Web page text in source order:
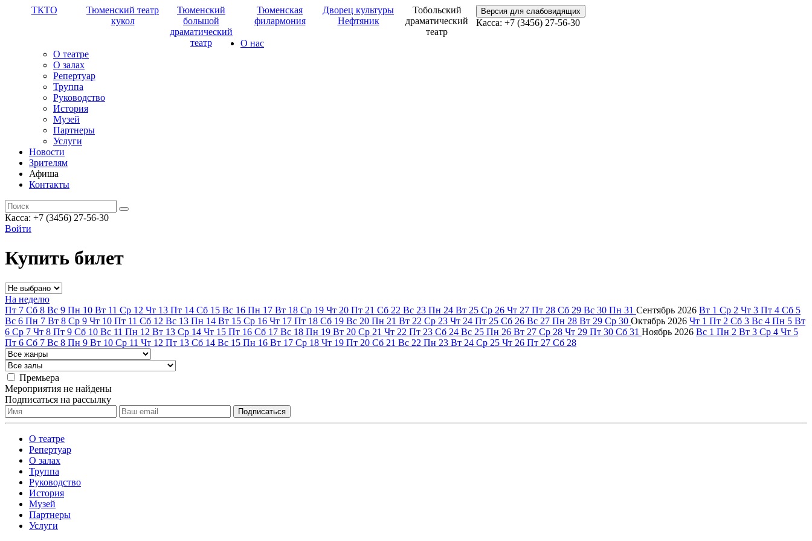
ТКТО
Тюменский театр
кукол
Тюменский
большой
драматический
театр
Тюменская
филармония
Дворец культуры
Нефтяник
Тобольский
драматический
театр
Версия для слабовидящих
Касса: +7 (3456) 27-56-30
О нас
О театре
О залах
Репертуар
Труппа
Руководство
История
Музей
Партнеры
Услуги
Новости
Зрителям
Афиша
Контакты
Касса: +7 (3456) 27-56-30
Войти
Купить билет
На неделю
Пт 7 Сб 8 Вс 9 Пн 10 Вт 11 Ср 12 Чт 13 Пт 14 Сб 15 Вс 16 Пн 17 Вт 18 Ср 19 Чт 20 Пт 21 Сб 22 Вс 23 Пн 24 Вт 25 Ср 26 Чт 27 Пт 28 Сб 29 Вс 30 Пн 31 Сентябрь 2026 Вт 1 Ср 2 Чт 3 Пт 4 Сб 5
Вс 6 Пн 7 Вт 8 Ср 9 Чт 10 Пт 11 Сб 12 Вс 13 Пн 14 Вт 15 Ср 16 Чт 17 Пт 18 Сб 19 Вс 20 Пн 21 Вт 22 Ср 23 Чт 24 Пт 25 Сб 26 Вс 27 Пн 28 Вт 29 Ср 30 Октябрь 2026 Чт 1 Пт 2 Сб 3 Вс 4 Пн 5 Вт
6 Ср 7 Чт 8 Пт 9 Сб 10 Вс 11 Пн 12 Вт 13 Ср 14 Чт 15 Пт 16 Сб 17 Вс 18 Пн 19 Вт 20 Ср 21 Чт 22 Пт 23 Сб 24 Вс 25 Пн 26 Вт 27 Ср 28 Чт 29 Пт 30 Сб 31 Ноябрь 2026 Вс 1 Пн 2 Вт 3 Ср 4 Чт 5
Пт 6 Сб 7 Вс 8 Пн 9 Вт 10 Ср 11 Чт 12 Пт 13 Сб 14 Вс 15 Пн 16 Вт 17 Ср 18 Чт 19 Пт 20 Сб 21 Вс 22 Пн 23 Вт 24 Ср 25 Чт 26 Пт 27 Сб 28
Премьера
Мероприятия не найдены
Подписаться на рассылку
О театре
Репертуар
О залах
Труппа
Руководство
История
Музей
Партнеры
Услуги